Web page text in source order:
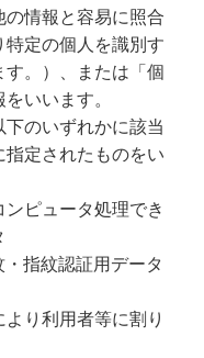
の情報と容易に照合
定の個人を識別す
す。）、または「個
いいます。
のいずれかに該当
定されたものをい
ンピュータ処理でき
指紋認証用データ
より利用者等に割り